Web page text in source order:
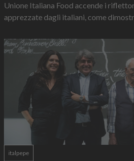
Unione Italiana Food accende i
apprezzate dagli italiani, come
italpepe